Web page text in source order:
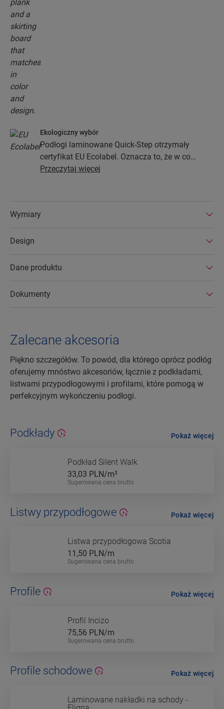
Ekologiczny wybór
Podłogi laminowane Quick-Step otrzymały
certyfikat EU Ecolabel. Oznacza to, że w co
najmniej 80% zostały wykonane z drewna
fabrykach. Podłogi laminowane Quick-Step
usuwać.
Przeczytaj więcej
Wymiary
Design
Dane produktu
Dokumenty
Zalecane akcesoria
Piękno szczegółów. To powód, dla którego oprócz podłóg
oferujemy mnóstwo akcesoriów, łącznie z podkładami,
listwami przypodłogowymi i profilami, które pomogą w
perfekcyjnym wykończeniu podłogi.
Podkłady
Podkład Silent Walk
33,03 PLN/m²
Sugerowana cena brutto
Pokaż więcej
Listwy przypodłogowe
Listwa przypodłogowa Scotia
11,50 PLN/m
Sugerowana cena brutto
Pokaż więcej
Profile
Profil Incizo
75,56 PLN/m
Sugerowana cena brutto
Pokaż więcej
Profile schodowe
Laminowane nakładki na schody -
Pokaż więcej